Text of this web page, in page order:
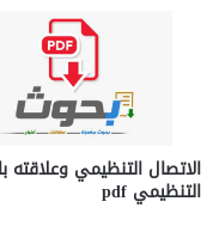
الاتصال التنظيمي وعلاقته
التنظيمي pdf